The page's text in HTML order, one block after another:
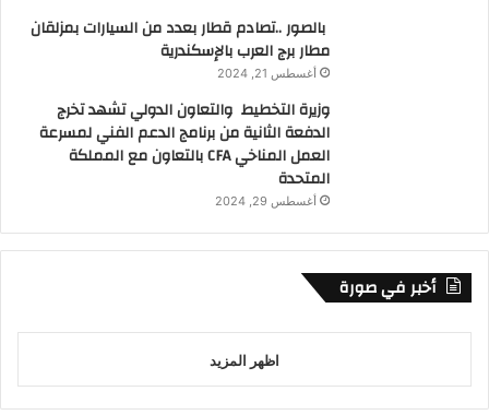
بالصور ..تصادم قطار بعدد من السيارات بمزلقان
مطار برج العرب بالإسكندرية
أغسطس 21, 2024
وزيرة التخطيط والتعاون الدولي تشهد تخرج
الدفعة الثانية من برنامج الدعم الفني لمسرعة
العمل المناخي CFA بالتعاون مع المملكة
المتحدة
أغسطس 29, 2024
أخبر في صورة
اظهر المزيد